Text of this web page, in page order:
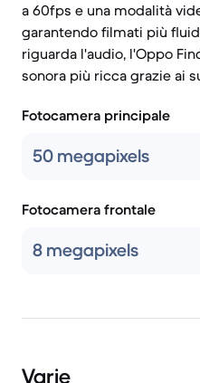
a 60fps e una modalità
garantendo filmati più
riguarda l'audio, l'Oppo
sonora più ricca grazie ai
Fotocamera principale
50 megapixels
Fotocamera frontale
8 megapixels
Varie